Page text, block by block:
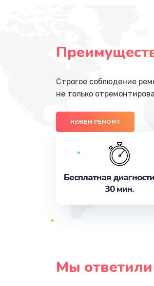
Строгое соблюдение
не только
НУЖЕН РЕМОНТ
Бесплатная
30 мин.
Мы